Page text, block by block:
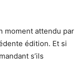
moment attendu par
édition. Et si
s’ils